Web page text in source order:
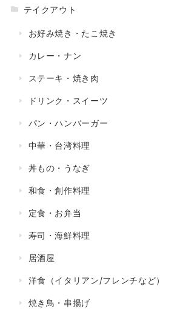
テイクアウト
お好み焼き・たこ焼き
カレー・ナン
ステーキ・焼き肉
ドリンク・スイーツ
パン・ハンバーガー
中華・台湾料理
丼もの・うなぎ
和食・創作料理
定食・お弁当
寿司・海鮮料理
居酒屋
洋食（イタリアン/フレンチなど）
焼き鳥・串揚げ